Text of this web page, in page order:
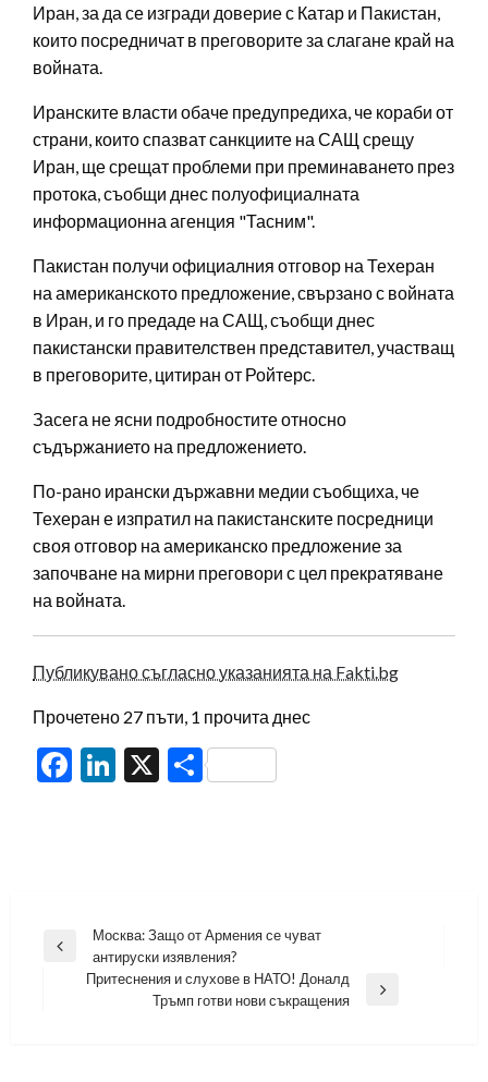
Иран, за да се изгради доверие с Катар и Пакистан,
които посредничат в преговорите за слагане край на
войната.
Иранските власти обаче предупредиха, че кораби от
страни, които спазват санкциите на САЩ срещу
Иран, ще срещат проблеми при преминаването през
протока, съобщи днес полуофициалната
информационна агенция "Тасним".
Пакистан получи официалния отговор на Техеран
на американското предложение, свързано с войната
в Иран, и го предаде на САЩ, съобщи днес
пакистански правителствен представител, участващ
в преговорите, цитиран от Ройтерс.
Засега не ясни подробностите относно
съдържанието на предложението.
По-рано ирански държавни медии съобщиха, че
Техеран е изпратил на пакистанските посредници
своя отговор на американско предложение за
започване на мирни преговори с цел прекратяване
на войната.
Публикувано съгласно указанията на Fakti.bg
Прочетено 27 пъти, 1 прочита днес
Facebook
LinkedIn
X Share
Навигация
Previous
Москва: Защо от Армения се чуват
антируски изявления?
Притеснения и слухове в НАТО! Доналд
Тръмп готви нови съкращения